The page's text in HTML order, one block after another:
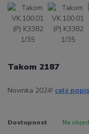
Takom 2187
Novinka 2024! celý popis
Dostupnost Na